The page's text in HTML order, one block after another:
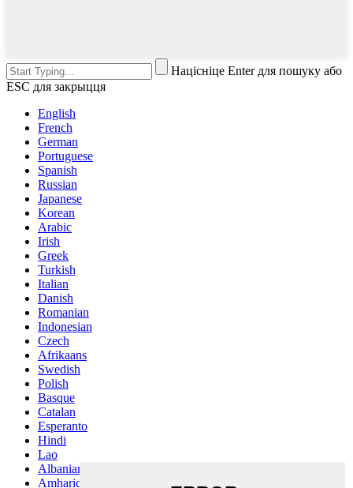
Націсніце Enter для пошуку або
ESC для закрыцця
English
French
German
Portuguese
Spanish
Russian
Japanese
Korean
Arabic
Irish
Greek
Turkish
Italian
Danish
Romanian
Indonesian
Czech
Afrikaans
Swedish
Polish
Basque
Catalan
Esperanto
Hindi
Lao
Albanian
Amharic